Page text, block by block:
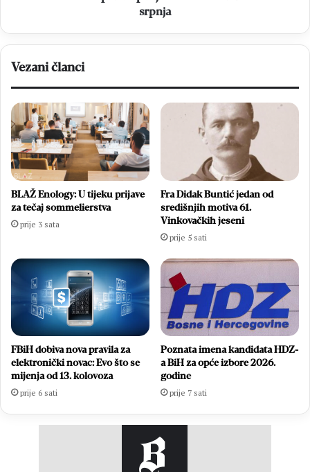
srpnja
Vezani članci
BLAŽ Enology: U tijeku prijave
za tečaj sommelierstva
prije 3 sata
Fra Didak Buntić jedan od
središnjih motiva 61.
Vinkovačkih jeseni
prije 5 sati
FBiH dobiva nova pravila za
elektronički novac: Evo što se
mijenja od 13. kolovoza
prije 6 sati
Poznata imena kandidata HDZ-
a BiH za opće izbore 2026.
godine
prije 7 sati